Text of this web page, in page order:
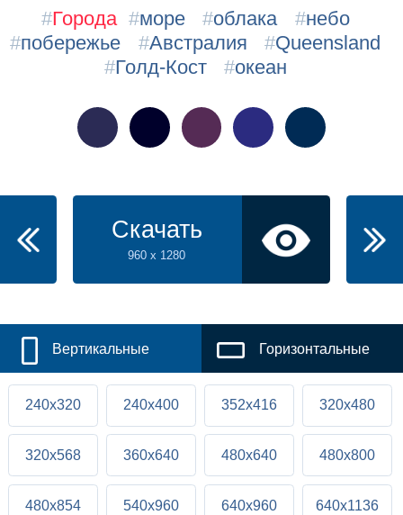
#Города #море #облака #небо
#побережье #Австралия #Queensland
#Голд-Кост #океан
Скачать
960 x 1280
Вертикальные Горизонтальные
240x320 240x400 352x416 320x480
320x568 360x640 480x640 480x800
480x854 540x960 640x960 640x1136